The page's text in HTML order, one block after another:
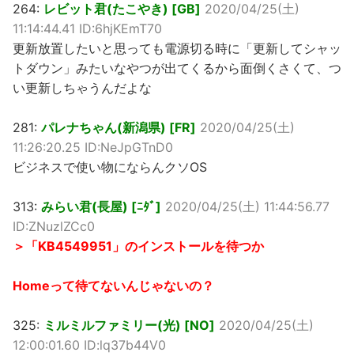
264: レビット君(たこやき) [GB] 2020/04/25(土)
11:14:44.41 ID:6hjKEmT70
更新放置したいと思っても電源切る時に「更新してシャッ
トダウン」みたいなやつが出てくるから面倒くさくて、つ
い更新しちゃうんだよな
281:パレナちゃん(新潟県) [FR] 2020/04/25(土)
11:26:20.25 ID:NeJpGTnD0
ビジネスで使い物にならんクソOS
313: みらい君(長屋) [ﾆﾀﾞ] 2020/04/25(土) 11:44:56.77
ID:ZNuzlZCc0
＞「KB4549951」のインストールを待つか
Homeって待てないんじゃないの？
325: ミルミルファミリー(光) [NO] 2020/04/25(土)
12:00:01.60 ID:lq37b44V0